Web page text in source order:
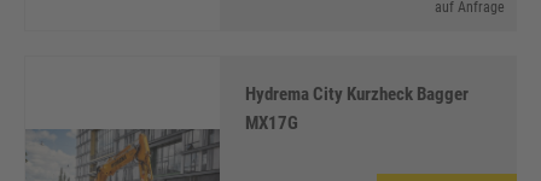
auf Anfrage
Hydrema City Kurzheck Bagger
MX17G